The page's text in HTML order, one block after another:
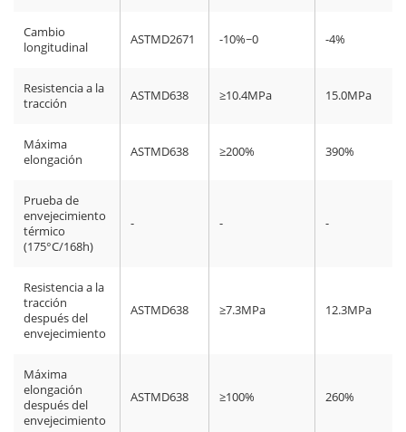
Cambio
longitudinal
ASTMD2671 -10%~0 -4%
Resistencia a la
tracción
ASTMD638 ≥10.4MPa 15.0MPa
Máxima
elongación
ASTMD638 ≥200% 390%
Prueba de
envejecimiento
térmico
(175°C/168h)
- - -
Resistencia a la
tracción
después del
envejecimiento
ASTMD638 ≥7.3MPa 12.3MPa
Máxima
elongación
después del
envejecimiento
ASTMD638 ≥100% 260%